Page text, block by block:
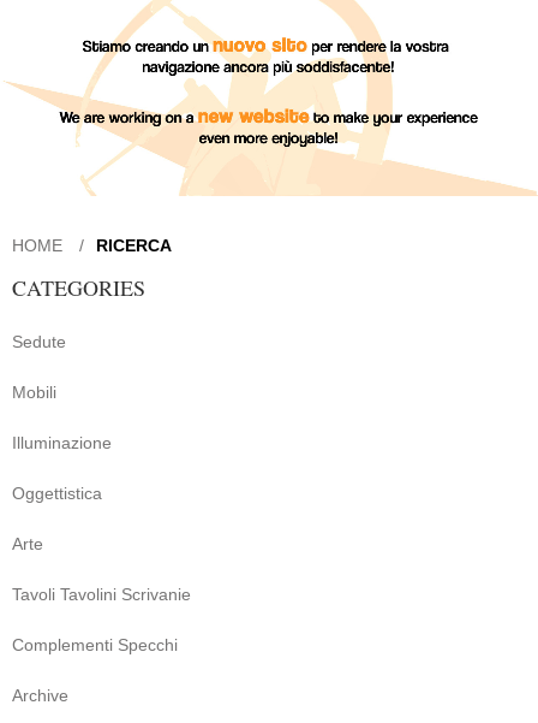
HOME RICERCA
CATEGORIES
Sedute
Mobili
Illuminazione
Oggettistica
Arte
Tavoli Tavolini Scrivanie
Complementi Specchi
Archive